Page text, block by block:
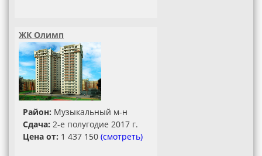
ЖК Олимп
Район: Музыкальный м-н
Сдача: 2-е полугодие 2017 г.
Цена от: 1 437 150 (смотреть)